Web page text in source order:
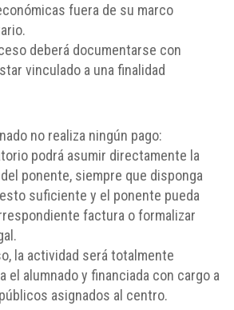
fuera de su marco
deberá documentarse con
vinculado a una finalidad
no realiza ningún pago:
podrá asumir directamente la
ponente, siempre que disponga
suficiente y el ponente pueda
factura o formalizar
la actividad será totalmente
el alumnado y financiada con cargo a
asignados al centro.